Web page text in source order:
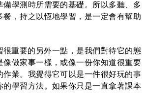
備學測時所需要的基礎。所以多聽、多
餐，持之以恆地學習，是一定會有幫助
很重要的另外一點，是我們對待它的態
像做家事一樣，或像一份你知道很重要
作業。我覺得它可以是一件很好玩的事
的學習方法。如果你只是一直拿著課本